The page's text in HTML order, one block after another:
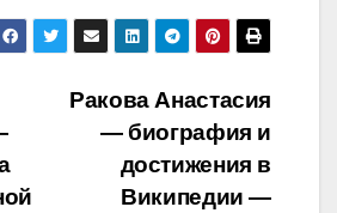
Ракова Анастасия
— биография и
достижения в
Википедии —